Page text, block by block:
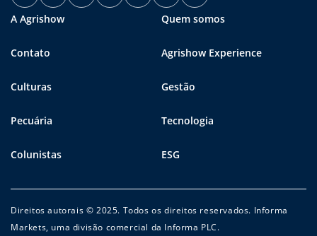
A Agrishow Quem somos
Contato Agrishow Experience
Culturas Gestão
Pecuária Tecnologia
Colunistas ESG
Direitos autorais © 2025. Todos os direitos reservados. Informa
Markets, uma divisão comercial da Informa PLC.